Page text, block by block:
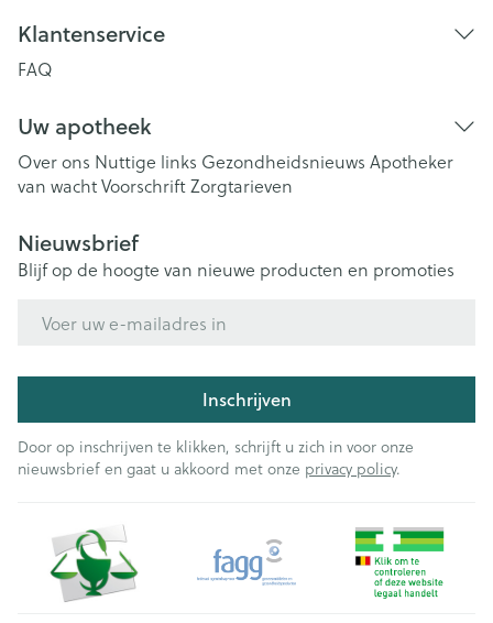
Klantenservice
FAQ
Uw apotheek
Over ons Nuttige links Gezondheidsnieuws Apotheker
van wachtVoorschriftZorgtarieven
Nieuwsbrief
Blijf op de hoogte van nieuwe producten en promoties
Inschrijven
Door op inschrijven te klikken, schrijft u zich in voor onze
nieuwsbrief en gaat u akkoord met onze privacy policy.